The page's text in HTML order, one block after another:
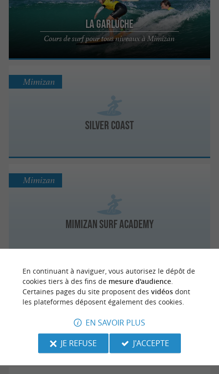
La Garluche
Cours de surf pour tous niveaux à Mimizan
Silver Coast
Mimizan
Mimizan Surf Academy
Mimizan
La Sud Surf School
École de surf sur la côte landaise à Mimizan
Mimizan
En continuant à naviguer, vous autorisez le dépôt de
cookies tiers à des fins de mesure d'audience.
Certaines pages du site proposent des vidéosdont
les plateformes déposent également des cookies.
EN SAVOIR PLUS
JE REFUSE
J'ACCEPTE